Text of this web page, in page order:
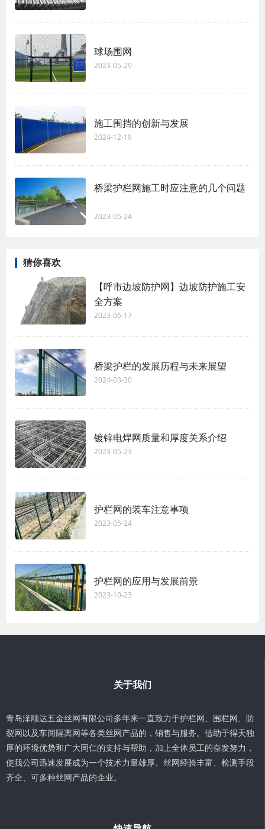
球场围网
2023-05-29
施工围挡的创新与发展
2024-12-19
桥梁护栏网施工时应注意的几个问题
2023-05-24
猜你喜欢
【呼市边坡防护网】边坡防护施工安
全方案
2023-06-17
桥梁护栏的发展历程与未来展望
2024-03-30
镀锌电焊网质量和厚度关系介绍
2023-05-23
护栏网的装车注意事项
2023-05-24
护栏网的应用与发展前景
2023-10-23
关于我们
青岛泽顺达五金丝网有限公司多年来一直致力于护栏网、围栏网、防
裂网以及车间隔离网等各类丝网产品的，销售与服务。借助于得天独
厚的环境优势和广大同仁的支持与帮助，加上全体员工的奋发努力，
使我公司迅速发展成为一个技术力量雄厚、丝网经验丰富、检测手段
齐全、可多种丝网产品的企业。